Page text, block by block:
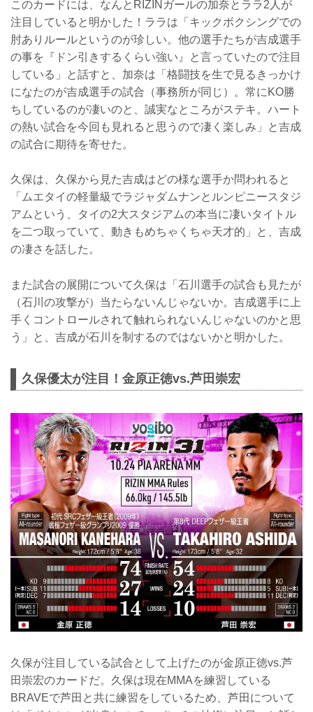
このカードには、なんとRIZINガールの加奈とララ2人が
注目していると明かした！ララは「キックボクシングでの
肘ありルールというのが珍しい。他の選手たちが吉成選手
の事を『ドン引きするくらい強い』と言っていたので注目
している」と話すと、加奈は「格闘技を生で見るきっかけ
になたのが吉成選手の試合（事務所が同じ）。常にKO勝
ちしているのが凄いのと、誠実なところがステキ。ハート
の熱い試合を今回も見れると思うので凄く楽しみ」と吉成
の試合に期待を寄せた。
久保は、久保から見た吉成はどの様な選手か問われると
「ムエタイの軽量級でラジャダムナンとルンピニースタジ
アムという、タイの2大スタジアムの本当に凄いタイトル
を二つ取っていて、動きもめちゃくちゃ天才的」と、吉成
の凄さを話した。
また試合の展開について久保は「石川選手の試合も見たが
（石川の攻撃が）当たらないんじゃないか。吉成選手に上
手くコントロールされて触れられないんじゃないのかと思
う」と、吉成が石川を制するのではないかと明かした。
久保優太が注目！金原正徳vs.芦田崇宏
久保が注目している試合として上げたのが金原正徳vs.芦
田崇宏のカードだ。久保は現在MMAを練習している
BRAVEで芦田と共に練習をしているため、芦田について